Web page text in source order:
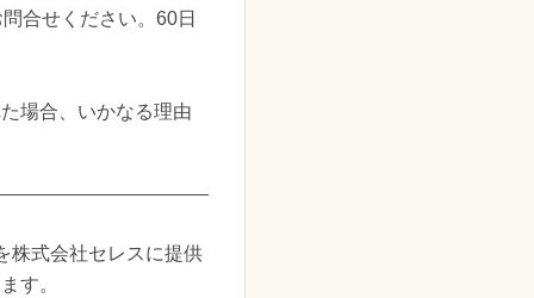
合せください。60日
場合、いかなる理由
株式会社セレスに提供
す。